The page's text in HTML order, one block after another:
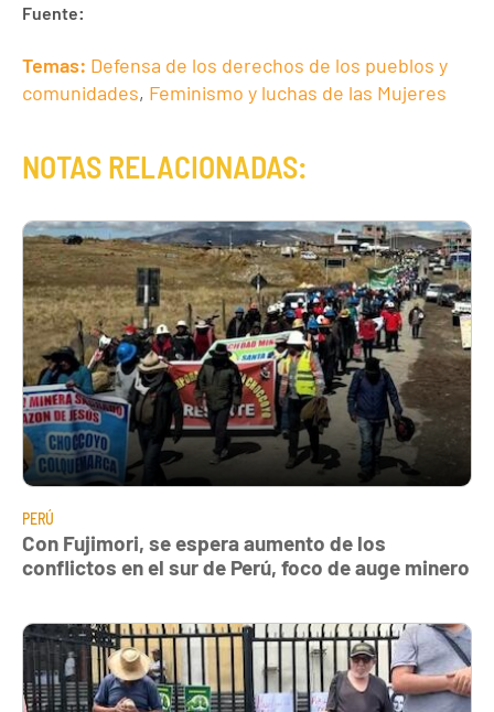
Fuente:
Temas: Defensa de los derechos de los pueblos y
comunidades, Feminismo y luchas de las Mujeres
NOTAS RELACIONADAS:
PERÚ
Con Fujimori, se espera aumento de los
conflictos en el sur de Perú, foco de auge minero